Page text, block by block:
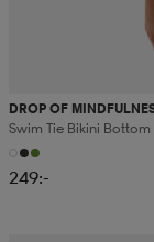
DROP OF
Swim Tie Bikini Bottom
249:-